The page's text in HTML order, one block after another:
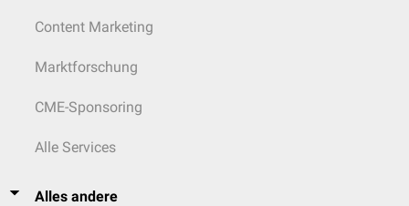
Content Marketing
Marktforschung
CME-Sponsoring
Alle Services
Alles andere